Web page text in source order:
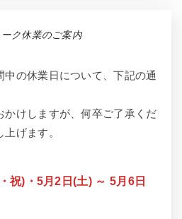
ク休業のご案内
中の休業日について、下記の通
かけしますが、何卒ご了承くだ
げます。
祝)・5月2日(土) ～ 5月6日